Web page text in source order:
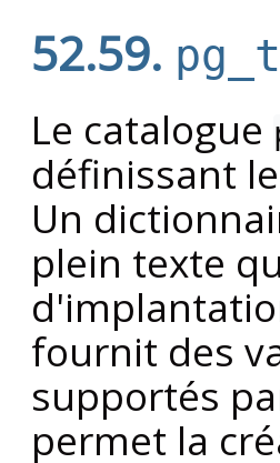
52.59.
Le catalogue
définissant
Un
plein texte
fournit des
supportés
permet la